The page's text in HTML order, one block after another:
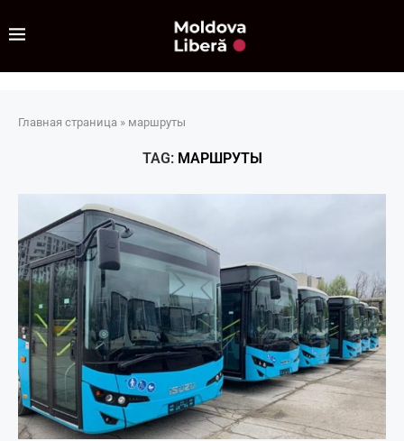
Главная страница » маршруты
TAG: МАРШРУТЫ